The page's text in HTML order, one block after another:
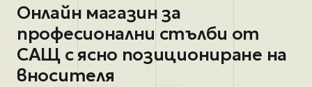
Онлайн магазин за
професионални стълби от
САЩ с ясно позициониране на
вносителя